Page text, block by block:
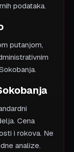
podataka.
putanjom,
Cena
i rokova. Ne
analize.